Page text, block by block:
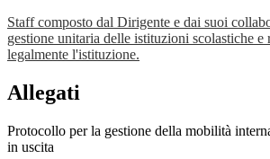
Staff composto dal Dirigente e dai suoi
gestione unitaria delle istituzioni scolastiche e
legalmente l'istituzione.
Allegati
Protocollo per la gestione della mobilità
in uscita